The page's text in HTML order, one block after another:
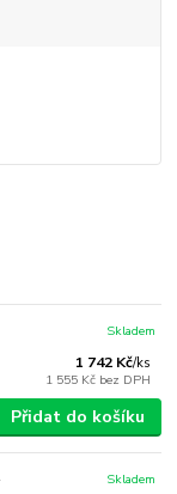
1 742 Kč/ks
1 555 Kč bez DPH
Skladem
Přidat do košíku
Skladem